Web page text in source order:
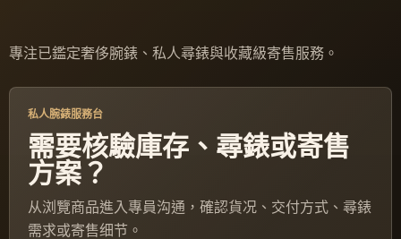
專注已鑑定奢侈腕錶、私人尋錶與收藏級寄售服務。
私人腕錶服務台
需要核驗庫存、尋錶或寄售
方案？
从浏覽商品進入專員沟通，確認貨况、交付方式、尋錶
需求或寄售细节。